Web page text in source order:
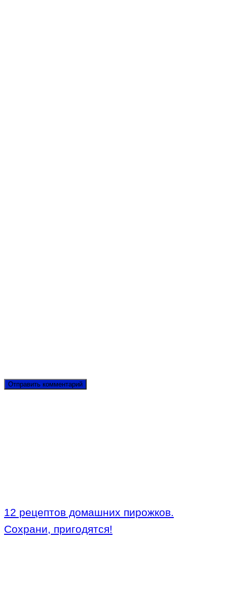
12 рецептов домашних пирожков.
Сохрани, пригодятся!